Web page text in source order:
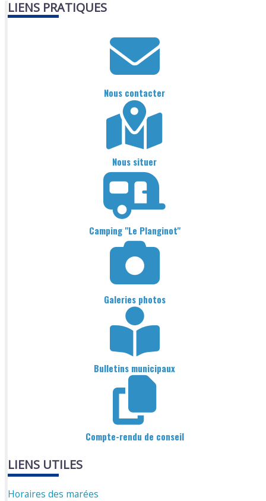
LIENS PRATIQUES
Nous contacter
Nous situer
Camping "Le Planginot"
Galeries photos
Bulletins municipaux
Compte-rendu de conseil
LIENS UTILES
Horaires des marées